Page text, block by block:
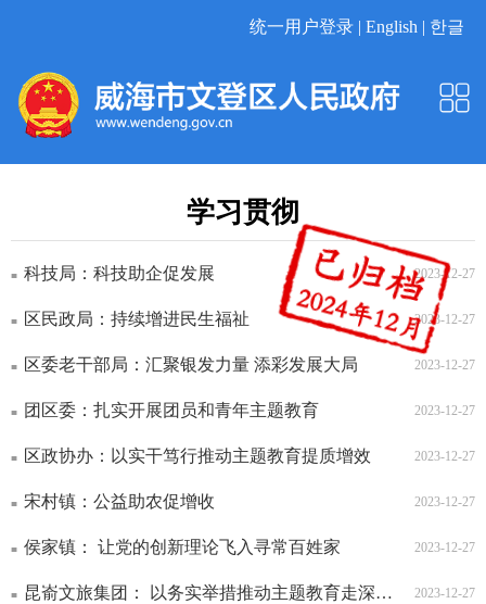
统一用户登录 | English | 한글
学习贯彻
2023-12-27
科技局：科技助企促发展
2023-12-27
区民政局：持续增进民生福祉
2023-12-27
区委老干部局：汇聚银发力量 添彩发展大局
2023-12-27
团区委：扎实开展团员和青年主题教育
2023-12-27
区政协办：以实干笃行推动主题教育提质增效
2023-12-27
宋村镇：公益助农促增收
2023-12-27
侯家镇： 让党的创新理论飞入寻常百姓家
2023-12-27
昆嵛文旅集团： 以务实举措推动主题教育走深走实